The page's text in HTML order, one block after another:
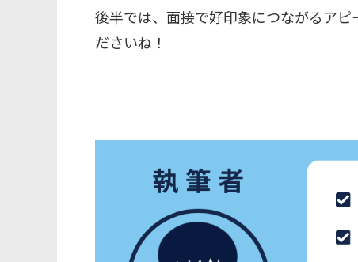
後半では、面接で好印象につながるア
ださいね！